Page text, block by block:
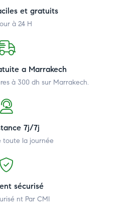
et gratuits
à 24 H
a Marrakech
à 300 dh sur Marrakech.
7j/7j
toute la journée
sécurisé
nt Par CMI